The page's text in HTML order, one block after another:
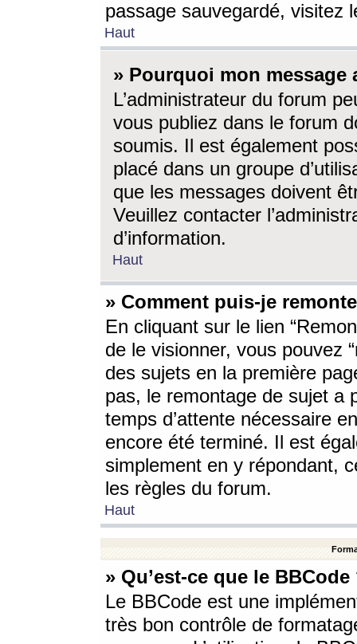
passage sauvegardé, visitez
Haut
» Pourquoi mon message
L’administrateur du forum
vous publiez dans le forum
soumis. Il est également
placé dans un groupe
que les messages doivent
Veuillez contacter
d’information.
Haut
» Comment puis-je
En cliquant sur le lien
de le visionner, vous pouvez
des sujets en la première
pas, le remontage de sujet a
temps d’attente nécessaire
encore été terminé. Il est
simplement en y répondant,
les règles du forum.
Haut
» Qu’est-ce que le BBCode
Le BBCode est une
très bon contrôle de